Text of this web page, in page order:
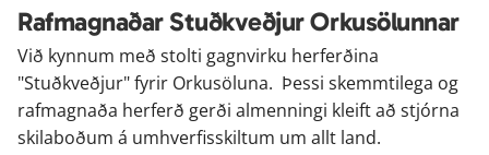
Rafmagnaðar Stuðkveðjur Orkusölunnar
Við kynnum með stolti gagnvirku herferðina
"Stuðkveðjur" fyrir Orkusöluna.  Þessi skemmtilega og
rafmagnaða herferð gerði almenningi kleift að stjórna
skilaboðum á umhverfisskiltum um allt land.